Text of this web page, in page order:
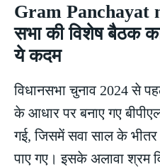
Gram Panchayat
सभा की विशेष बैठक
ये कदम
विधानसभा चुनाव 2024 से
के आधार पर बनाए गए
गई, जिसमें सवा साल के
पाए गए। इसके अलावा श्रम